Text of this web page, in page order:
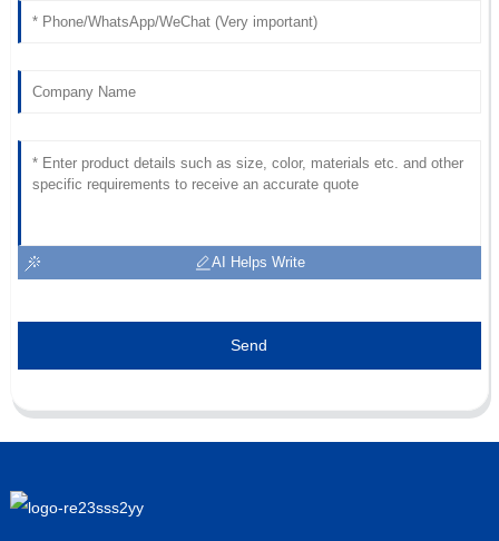
AI Helps Write
Send